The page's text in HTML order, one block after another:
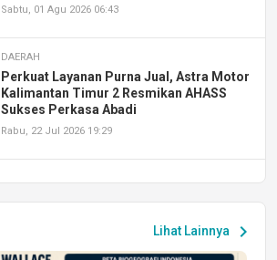
Sabtu, 01 Agu 2026 06:43
DAERAH
Perkuat Layanan Purna Jual, Astra Motor
Kalimantan Timur 2 Resmikan AHASS
Sukses Perkasa Abadi
Rabu, 22 Jul 2026 19:29
Peluang Kerja dan Magang
Jumat, 17 Jul 2026 22:30
Lihat Lainnya chevron_right